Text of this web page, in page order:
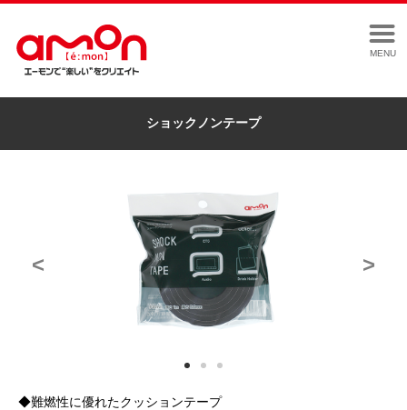
MENU
ショックノンテープ
< >
◆難燃性に優れたクッションテープ